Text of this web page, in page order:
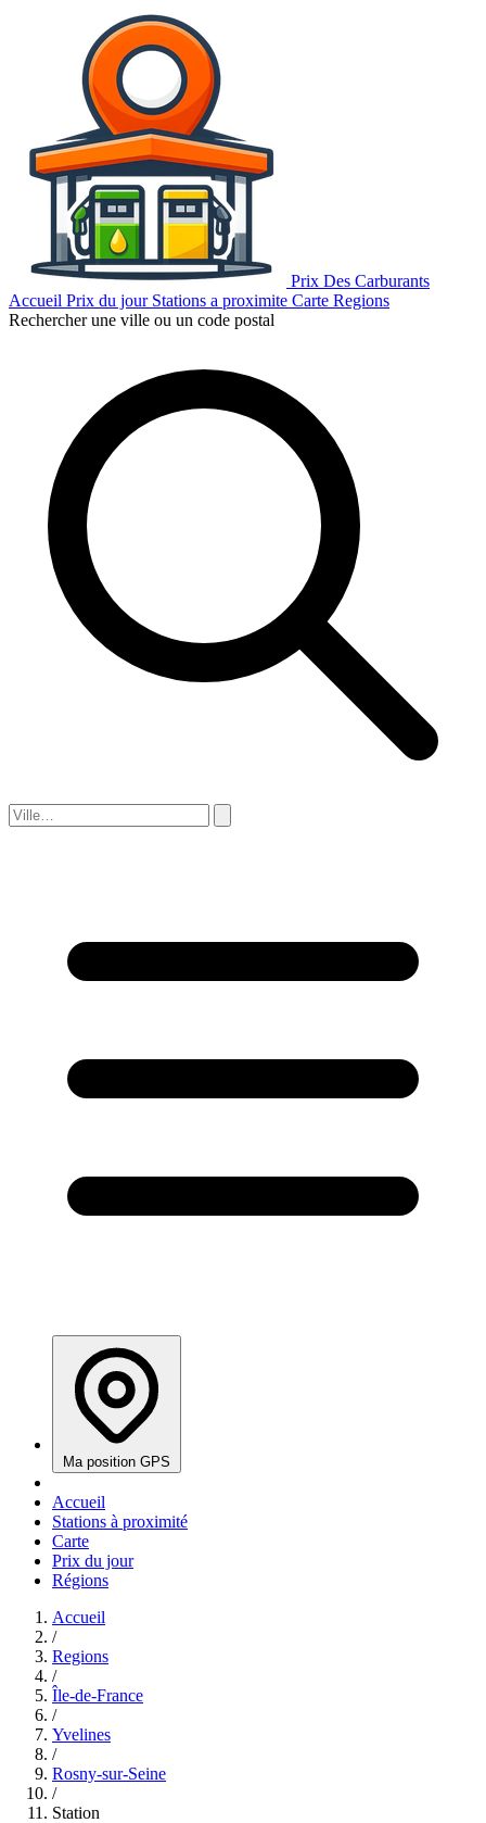
Prix Des Carburants
Accueil Prix du jour Stations a proximite Carte Regions
Rechercher une ville ou un code postal
Ma position GPS
Accueil
Stations à proximité
Carte
Prix du jour
Régions
Accueil
/
Regions
/
Île-de-France
/
Yvelines
/
Rosny-sur-Seine
/
Station